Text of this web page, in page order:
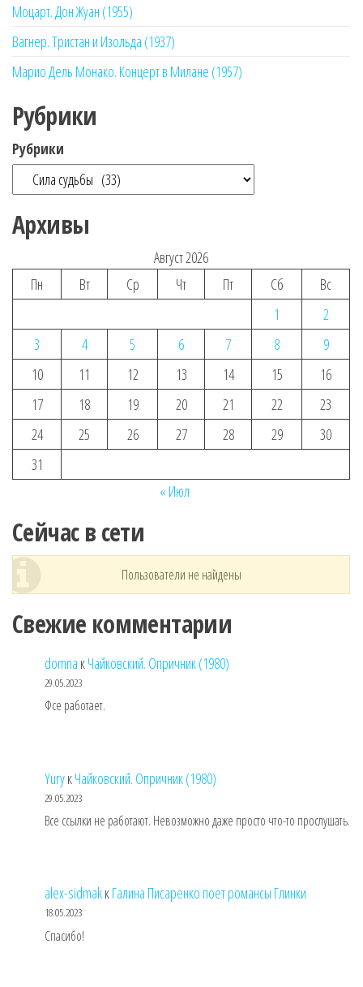
Моцарт. Дон Жуан (1955)
Вагнер. Тристан и Изольда (1937)
Марио Дель Монако. Концерт в Милане (1957)
Рубрики
Рубрики
Архивы
Август 2026
Пн
Вт Ср Чт Пт Сб
Вс
1
2
3
4 5 6 7 8
9
10
11 12 13 14 15
16
17
18 19 20 21 22
23
24
25 26 27 28 29
30
31
« Июл
Сейчас в сети
Пользователи не найдены
Свежие комментарии
domna кЧайковский. Опричник (1980)
29.05.2023
Фсе работает.
YuryкЧайковский. Опричник (1980)
29.05.2023
Все ссылки не работают. Невозможно даже просто что-то прослушать.
alex-sidmakкГалина Писаренко поет романсы Глинки
18.05.2023
Спасибо!